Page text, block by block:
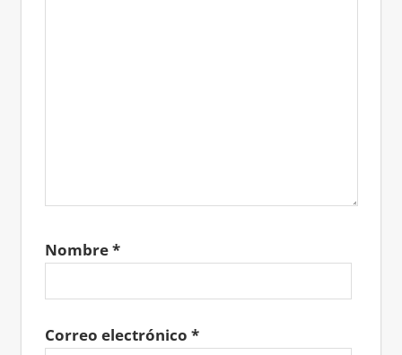
Nombre*
Correo electrónico *